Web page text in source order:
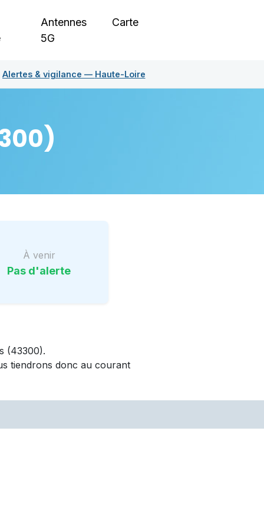
Antennes
5G
Carte
Alertes & vigilance — Haute-Loire
À venir
Pas d'alerte
(43300).
tiendrons donc au courant